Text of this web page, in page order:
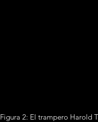
Figura 2: El trampero Harold